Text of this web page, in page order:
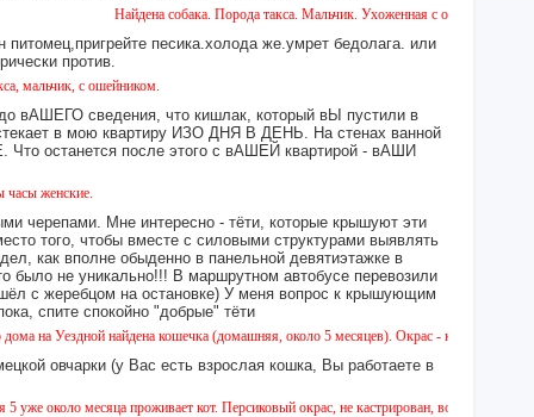
Найдена собака. Порода такса. Мальчик. Ухоженная с ошейником.
песика.холода же.умрет бедолага. или
против.
с ошейником.
вАШЕГО сведения, что кишлак, который вЫ пустили в
в мою квартиру ИЗО ДНЯ В ДЕНЬ. На стенах ванной
останется после этого с вАШЕЙ квартирой - вАШИ
черепами. Мне интересно - тёти, которые крышуют эти
того, чтобы вместе с силовыми структурами выявлять
как вполне обыденно в панельной девятиэтажке в
было не уникально!!! В маршрутном автобусе перевозили
с жеребцом на остановке) У меня вопрос к крышующим
спите спокойно "добрые" тёти
найдена кошечка (домашняя, около 5 месяцев). Окрас - камышовый, на один
овчарки (у Вас есть взрослая кошка, Вы работаете в
месяца проживает кот. Персиковый окрас, не кастрирован, возраст менее года,